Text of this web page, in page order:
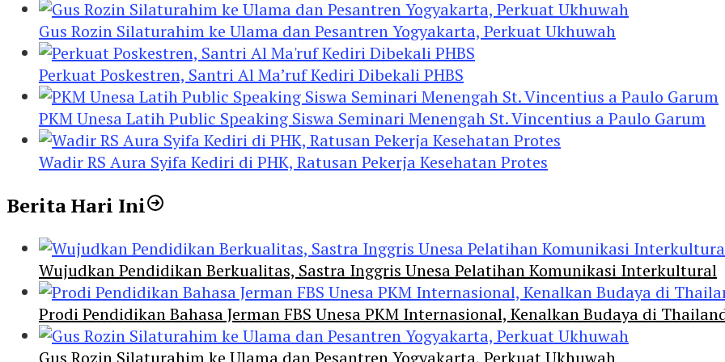
Gus Rozin Silaturahim ke Ulama dan Pesantren Yogyakarta, Perkuat Ukhuwah
Perkuat Poskestren, Santri Al Ma’ruf Kediri Dibekali PHBS
PKM Unesa Latih Public Speaking Siswa Seminari Menengah St. Vincentius a Paulo Garum
Wadir RS Aura Syifa Kediri di PHK, Ratusan Pekerja Kesehatan Protes
Berita Hari Ini
Wujudkan Pendidikan Berkualitas, Sastra Inggris Unesa Pelatihan Komunikasi Interkultural
Prodi Pendidikan Bahasa Jerman FBS Unesa PKM Internasional, Kenalkan Budaya di
Gus Rozin Silaturahim ke Ulama dan Pesantren Yogyakarta, Perkuat Ukhuwah